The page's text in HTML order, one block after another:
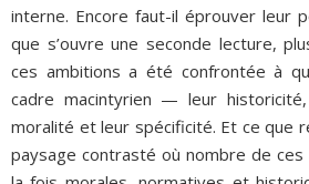
interne. Encore faut-il éprouver leur
que s’ouvre une seconde lecture,
ces ambitions a été confrontée à
cadre macintyrien — leur
moralité et leur spécificité. Et ce que
paysage contrasté où nombre de ces